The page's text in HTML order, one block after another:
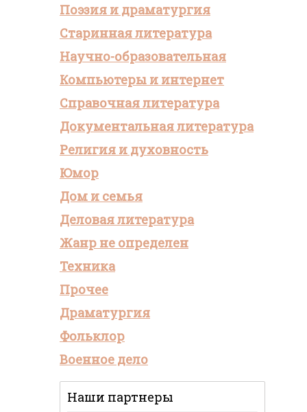
Поэзия и драматургия
Старинная литература
Научно-образовательная
Компьютеры и интернет
Справочная литература
Документальная литература
Религия и духовность
Юмор
Дом и семья
Деловая литература
Жанр не определен
Техника
Прочее
Драматургия
Фольклор
Военное дело
Наши партнеры